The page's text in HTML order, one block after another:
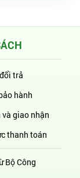
trả
hành
và giao nhận
thanh toán